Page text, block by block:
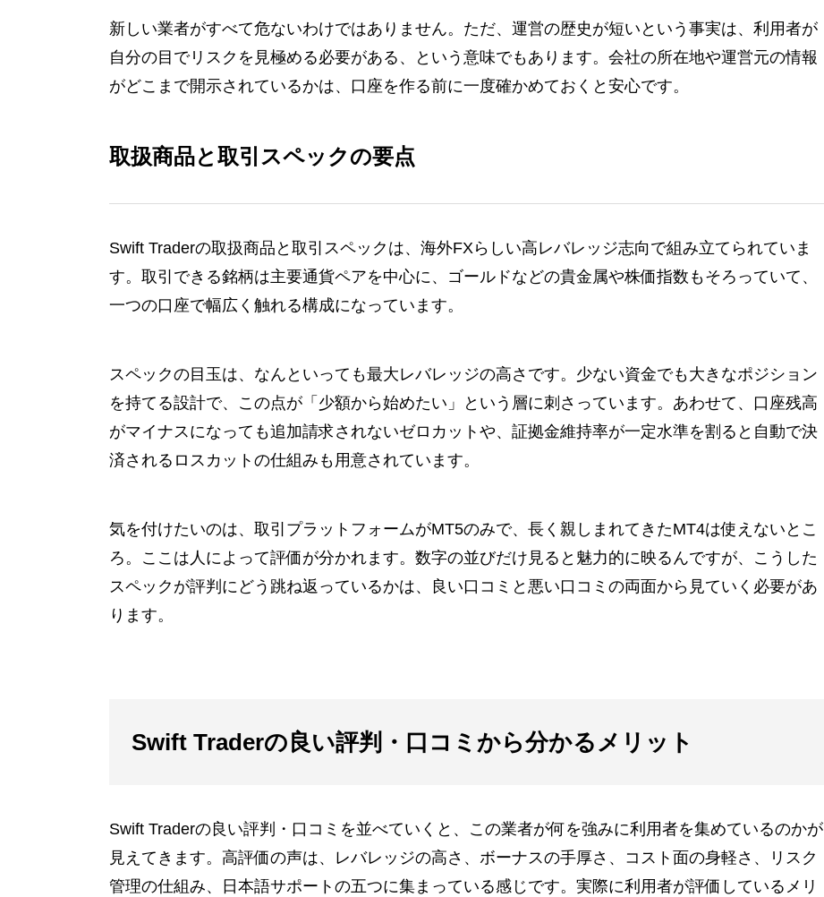
新しい業者がすべて危ないわけではありません。ただ、運営の歴史が短いという事実は、利用者が
自分の目でリスクを見極める必要がある、という意味でもあります。会社の所在地や運営元の情報
がどこまで開示されているかは、口座を作る前に一度確かめておくと安心です。
取扱商品と取引スペックの要点
Swift Traderの取扱商品と取引スペックは、海外FXらしい高レバレッジ志向で組み立てられていま
す。取引できる銘柄は主要通貨ペアを中心に、ゴールドなどの貴金属や株価指数もそろっていて、
一つの口座で幅広く触れる構成になっています。
スペックの目玉は、なんといっても最大レバレッジの高さです。少ない資金でも大きなポジション
を持てる設計で、この点が「少額から始めたい」という層に刺さっています。あわせて、口座残高
がマイナスになっても追加請求されないゼロカットや、証拠金維持率が一定水準を割ると自動で決
済されるロスカットの仕組みも用意されています。
気を付けたいのは、取引プラットフォームがMT5のみで、長く親しまれてきたMT4は使えないとこ
ろ。ここは人によって評価が分かれます。数字の並びだけ見ると魅力的に映るんですが、こうした
スペックが評判にどう跳ね返っているかは、良い口コミと悪い口コミの両面から見ていく必要があ
ります。
Swift Traderの良い評判・口コミから分かるメリット
Swift Traderの良い評判・口コミを並べていくと、この業者が何を強みに利用者を集めているのかが
見えてきます。高評価の声は、レバレッジの高さ、ボーナスの手厚さ、コスト面の身軽さ、リスク
管理の仕組み、日本語サポートの五つに集まっている感じです。実際に利用者が評価しているメリ